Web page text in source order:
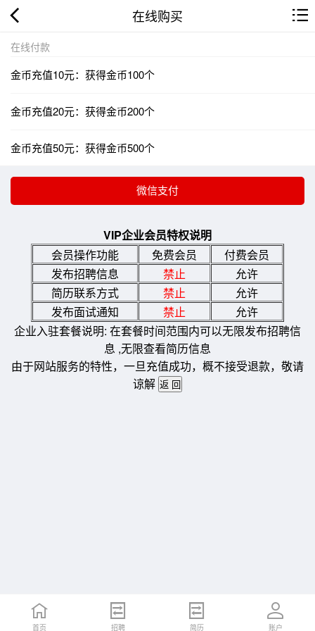
在线购买
在线付款
金币充值10元：获得金币100个
金币充值20元：获得金币200个
金币充值50元：获得金币500个
VIP企业会员特权说明
会员操作功能
免费会员
付费会员
发布招聘信息
禁止
允许
简历联系方式
禁止
允许
发布面试通知
禁止
允许
企业入驻套餐说明: 在套餐时间范围内可以无限发布招聘信
息 ,无限查看简历信息
由于网站服务的特性，一旦充值成功，概不接受退款，敬请
谅解
首页 招聘 简历 账户